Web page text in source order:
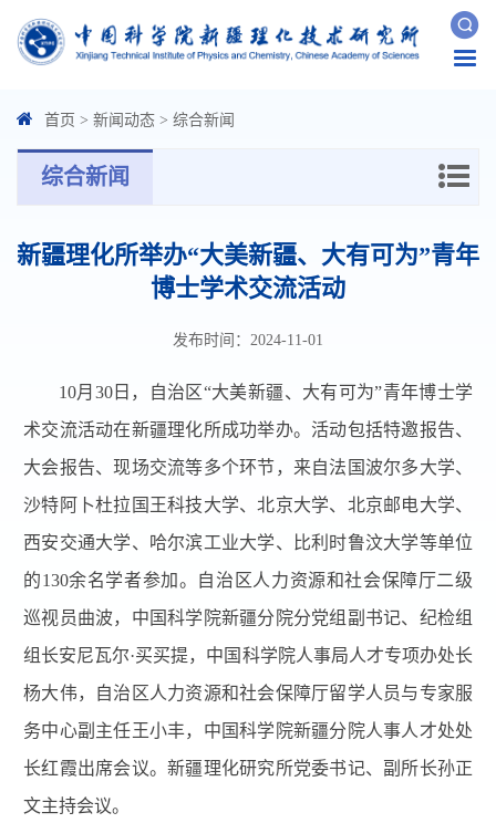
首页 > 新闻动态 > 综合新闻
综合新闻
新疆理化所举办“大美新疆、大有可为”青年
博士学术交流活动
发布时间：2024-11-01
10月30日，自治区“大美新疆、大有可为”青年博士学
术交流活动在新疆理化所成功举办。活动包括特邀报告、
大会报告、现场交流等多个环节，来自法国波尔多大学、
沙特阿卜杜拉国王科技大学、北京大学、北京邮电大学、
西安交通大学、哈尔滨工业大学、比利时鲁汶大学等单位
的130余名学者参加。自治区人力资源和社会保障厅二级
巡视员曲波，中国科学院新疆分院分党组副书记、纪检组
组长安尼瓦尔·买买提，中国科学院人事局人才专项办处长
杨大伟，自治区人力资源和社会保障厅留学人员与专家服
务中心副主任王小丰，中国科学院新疆分院人事人才处处
长红霞出席会议。新疆理化研究所党委书记、副所长孙正
文主持会议。